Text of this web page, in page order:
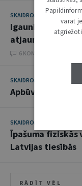
SKAIDROJUMI. VIEDOKĻI
Igaunijas
atjaunošanas 20
6 KOMENTĀRI
SKAIDROJUMI. VIEDOKĻI
Apbūves tiesība
SKAIDROJUMI. VIEDOKĻI
Īpašuma fiziskās
Latvijas tiesībās
RĀDĪT VĒL
varat